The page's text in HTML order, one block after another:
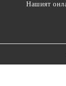
Нашият